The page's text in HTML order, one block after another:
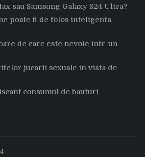
sau Samsung Galaxy S24 Ultra?
poate fi de folos inteligenta
de care este nevoie intr-un
jucarii sexuale in viata de
consumul de bauturi